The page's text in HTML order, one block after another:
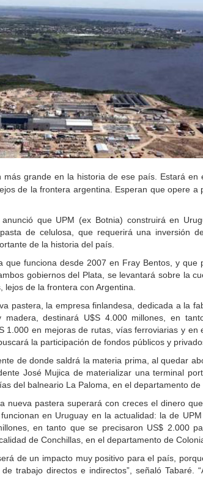
más grande en la historia de ese país. Estará en
de la frontera argentina. Esperan que opere a
que UPM (ex Botnia) construirá en
de celulosa, que requerirá una inversión
de la historia del país.
que funciona desde 2007 en Fray Bentos, y que
gobiernos del Plata, se levantará sobre la
de la frontera con Argentina.
pastera, la empresa finlandesa, dedicada a la
destinará U$S 4.000 millones, en
1.000 en mejoras de rutas, vías ferroviarias y en
la participación de fondos públicos y
de donde saldrá la materia prima, al quedar
José Mujica de materializar una terminal
del balneario La Paloma, en el departamento de
nueva pastera superará con creces el dinero
en Uruguay en la actualidad: la de
en tanto que se precisaron US$ 2.000
de Conchillas, en el departamento de
de un impacto muy positivo para el país,
trabajo directos e indirectos”, señaló Tabaré.